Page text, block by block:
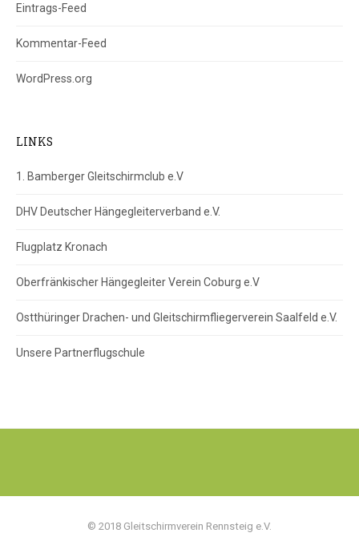
Eintrags-Feed
Kommentar-Feed
WordPress.org
LINKS
1. Bamberger Gleitschirmclub e.V
DHV Deutscher Hängegleiterverband e.V.
Flugplatz Kronach
Oberfränkischer Hängegleiter Verein Coburg e.V
Ostthüringer Drachen- und Gleitschirmfliegerverein Saalfeld e.V.
Unsere Partnerflugschule
© 2018 Gleitschirmverein Rennsteig e.V.